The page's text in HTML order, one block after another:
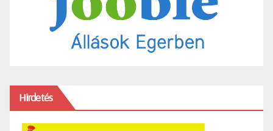
Hirdetés